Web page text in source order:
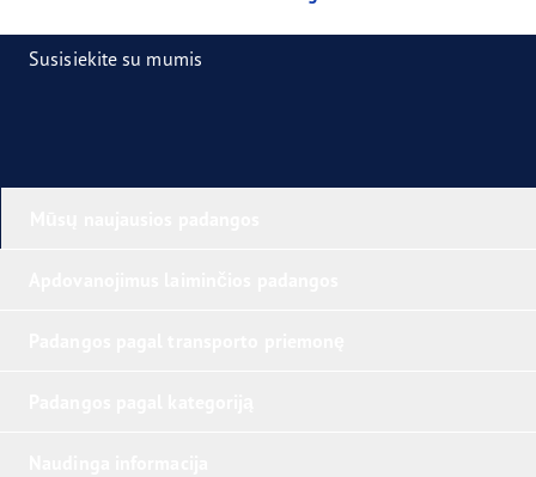
Susisiekite su mumis